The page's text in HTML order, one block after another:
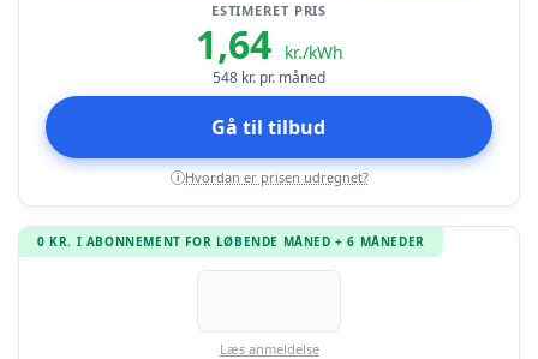
ESTIMERET PRIS
1,64 kr./kWh
548 kr. pr. måned
Gå til tilbud
i Hvordan er prisen udregnet?
0 KR. I ABONNEMENT FOR LØBENDE MÅNED + 6 MÅNEDER
Læs anmeldelse